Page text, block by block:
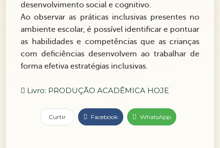
desenvolvimento social e cognitivo.
Ao observar as práticas inclusivas presentes no
ambiente escolar, é possível identificar e pontuar
as habilidades e competências que as crianças
com deficiências desenvolvem ao trabalhar de
forma efetiva estratégias inclusivas.
Livro: PRODUÇÃO ACADÊMICA HOJE
Curtir Facebook WhatsApp